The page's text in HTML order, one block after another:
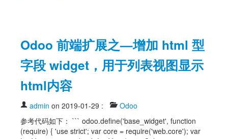
Odoo 前端扩展之—增加 html 型
字段 widget，用于列表视图显示
html内容
admin on 2019-01-29 :
Odoo
参考代码如下： ``` odoo.define('base_widget', function
(require) { 'use strict'; var core = require('web.core'); var